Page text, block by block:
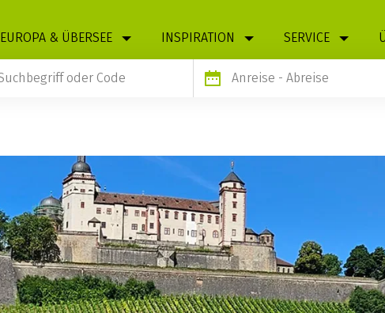
EUROPA & ÜBERSEE INSPIRATION SERVICE
Anreise - Abreise